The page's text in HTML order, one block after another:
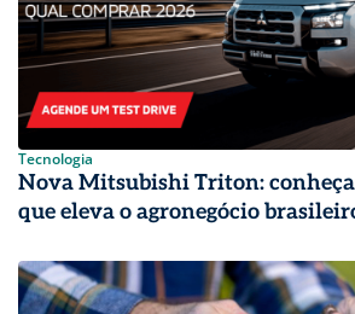
Tecnologia
Nova Mitsubishi Triton:
que eleva o agronegócio